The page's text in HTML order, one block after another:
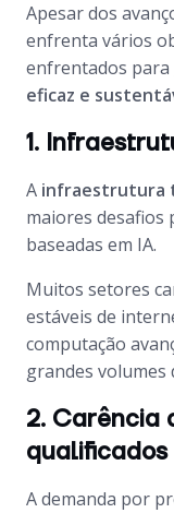
Apesar dos
enfrenta vários
enfrentados
eficaz e
1.
A infraestrutura
maiores desafios
baseadas em IA.
Muitos setores
estáveis de
computação
grandes volumes
2. Carência
qualificados
A demanda por